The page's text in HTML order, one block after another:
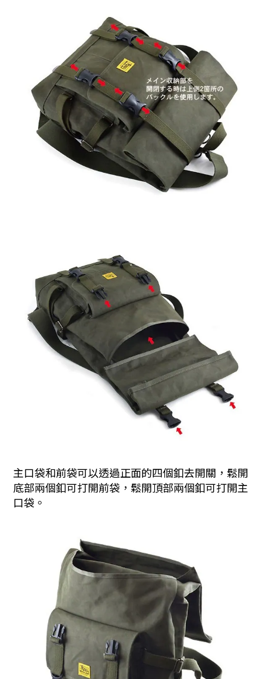
主口袋和前袋可以透過正面的四個釦去開關，鬆開
底部兩個釦可打開前袋，鬆開頂部兩個釦可打開主
口袋。